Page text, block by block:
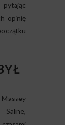
opinię
Massey